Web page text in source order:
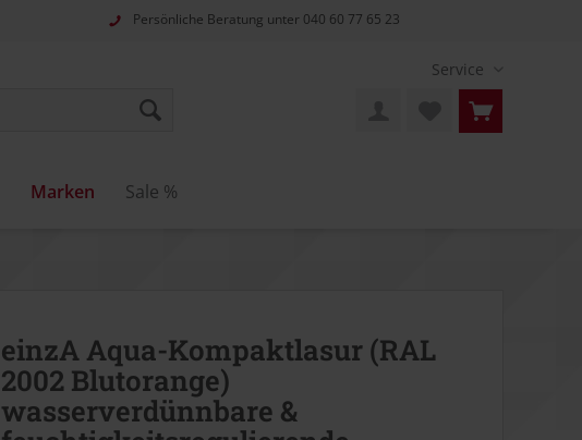
Persönliche Beratung unter 040 60 77 65 23
Service
Marken Sale %
einzA Aqua-Kompaktlasur (RAL
2002 Blutorange)
wasserverdünnbare &